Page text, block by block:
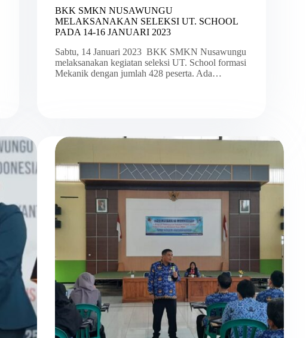
BKK SMKN NUSAWUNGU
MELAKSANAKAN SELEKSI UT. SCHOOL
PADA 14-16 JANUARI 2023
Sabtu, 14 Januari 2023 BKK SMKN Nusawungu
melaksanakan kegiatan seleksi UT. School formasi
Mekanik dengan jumlah 428 peserta. Ada…